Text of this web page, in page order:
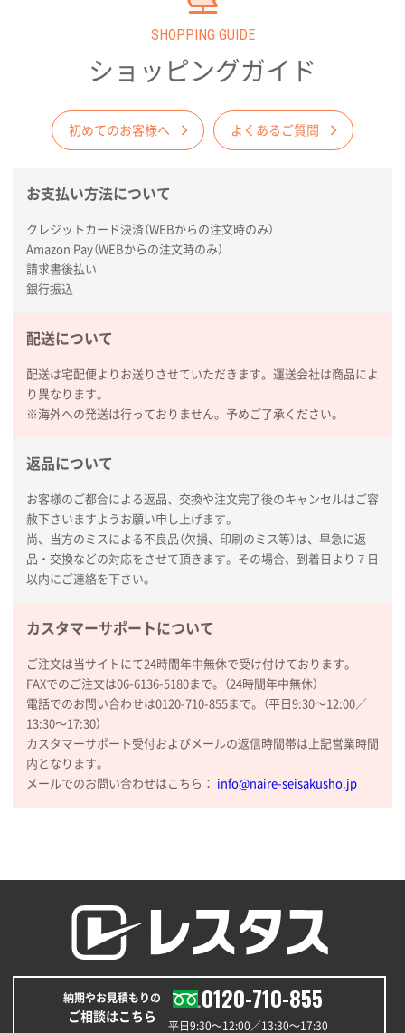
商品がよさそうだったから
コットンバッグM(B4対応)
200枚
2026年01月29日 11:46
商品情報の正確な記載、スムーズなシステム対応
広島県(社様
枚
2026年01月27日 13:12
毎年注文しており、信頼できるから。出来上がりも満
熊本県S社様
ぺんてる ビクーニャフィール1000枚
2026年01月26日 15:45
印刷範囲が広かったから、取扱商品
新潟県R社様
2026年01月16日 10:53
納期が比較的短く、ロット数が豊富に選べて価格が安
かったため
山口県P社様
③1枚
希望の商品の取り扱いがあったので
大阪府のお客様
厚手コットンマチ付トートL ナチュラル(A4対応)
200枚
2025年12月25日 13:33
以前の注文も含め価格と品質
青森県K社様
ワンポイントポリ袋 A4サイズ1000枚
2025年12月24日 13:22
安い
SHOPPING GUIDE
ショッピングガイド
初めてのお客様へ よくあるご質問
お支払い方法について
クレジットカード決済（WEBからの注文時のみ）
Amazon Pay（WEBからの注文時のみ）
請求書後払い
銀行振込
配送について
配送は宅配便よりお送りさせていただきます。運送会社は商品によ
り異なります。
※海外への発送は行っておりません。予めご了承ください。
返品について
お客様のご都合による返品、交換や注文完了後のキャンセルはご容
赦下さいますようお願い申し上げます。
尚、当方のミスによる不良品（欠損、印刷のミス等）は、早急に返
品・交換などの対応をさせて頂きます。その場合、到着日より７日
以内にご連絡を下さい。
カスタマーサポートについて
ご注文は当サイトにて24時間年中無休で受け付けております。
FAXでのご注文は06-6136-5180まで。（24時間年中無休）
電話でのお問い合わせは0120-710-855まで。（平日9:30〜12:00／
13:30〜17:30）
カスタマーサポート受付およびメールの返信時間帯は上記営業時間
内となります。
メールでのお問い合わせはこちら： info@naire-seisakusho.jp
納期やお見積もりの
ご相談はこちら
0120-710-855
平日9:30〜12:00／13:30〜17:30